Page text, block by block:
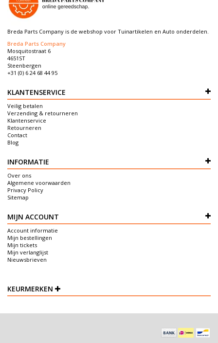
Breda Parts Company is de webshop voor Tuinartikelen en Auto onderdelen.
Breda Parts Company
Mosquitostraat 6
4651ST
Steenbergen
+31 (0) 6 24 68 44 95
KLANTENSERVICE
Veilig betalen
Verzending & retourneren
Klantenservice
Retourneren
Contact
Blog
INFORMATIE
Over ons
Algemene voorwaarden
Privacy Policy
Sitemap
MIJN ACCOUNT
Account informatie
Mijn bestellingen
Mijn tickets
Mijn verlanglijst
Nieuwsbrieven
KEURMERKEN